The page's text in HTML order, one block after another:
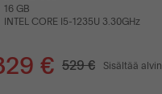
16 GB
INTEL CORE I5-1235U 3.30GHz
€ 529 € Sisältää alvin